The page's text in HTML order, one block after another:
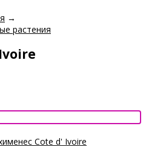
→
растения